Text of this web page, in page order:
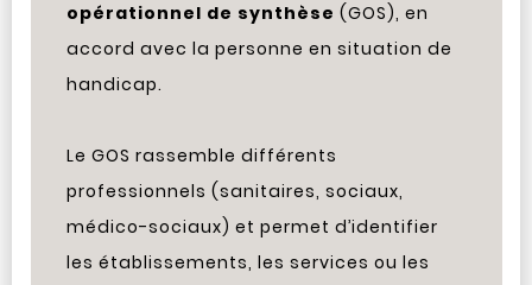
opérationnel de synthèse (GOS), en
accord avec la personne en situation de
handicap.
Le GOS rassemble différents
professionnels (sanitaires, sociaux,
médico-sociaux) et permet d’identifier
les établissements, les services ou les